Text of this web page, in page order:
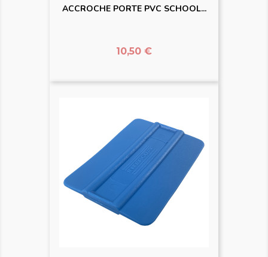
ACCROCHE PORTE PVC SCHOOL...
Prix
10,50 €